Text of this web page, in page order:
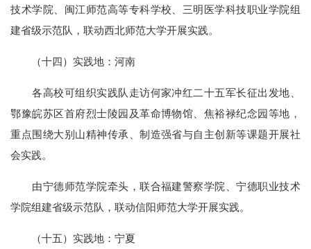
技术学院、闽江师范高等专科学校、三明医学科技职业学院组
建省级示范队，联动西北师范大学开展实践。
（十四）实践地：河南
各高校可组织实践队走访何家冲红二十五军长征出发地、
鄂豫皖苏区首府烈士陵园及革命博物馆、焦裕禄纪念园等地，
重点围绕大别山精神传承、制造强省与自主创新等课题开展社
会实践。
由宁德师范学院牵头，联合福建警察学院、宁德职业技术
学院组建省级示范队，联动信阳师范大学开展实践。
（十五）实践地：宁夏